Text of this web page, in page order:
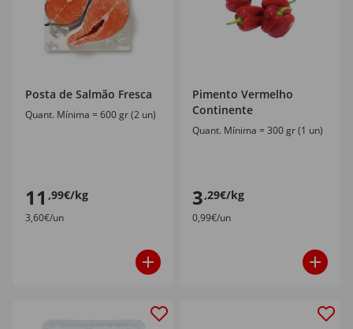
Posta de Salmão Fresca
Quant. Mínima = 600 gr (2 un)
11 ,99€/kg
3,60€/un
Pimento Vermelho
Continente
Quant. Mínima = 300 gr (1 un)
3,29€/kg
0,99€/un